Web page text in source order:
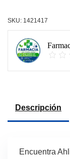
SKU: 1421417
Descripción
Encuentra